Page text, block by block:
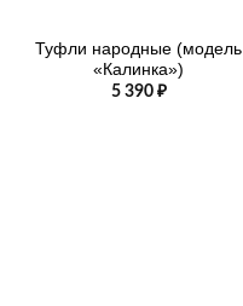
Туфли народные (модель
«Калинка»)
5 390 ₽